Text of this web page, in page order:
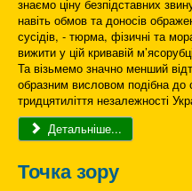
знаємо ціну безпідставних
навіть обмов та доносів
сусідів, - тюрма, фізичні та
вижити у цій кривавій
Та візьмемо значно менший
образним висловом подібна до
тридцятиліття незалежності
Детальніше...
Точка зору